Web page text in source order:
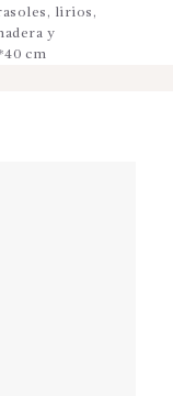
lirios,
y
cm